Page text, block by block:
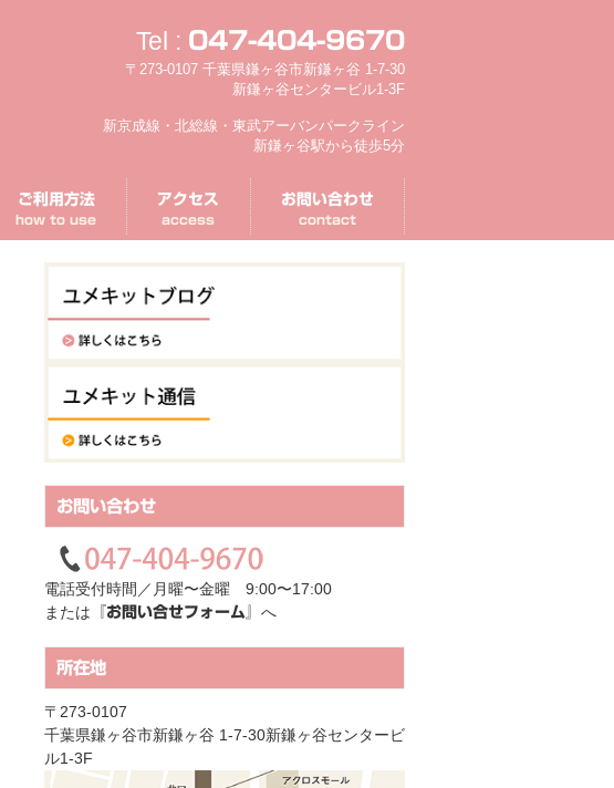
Tel : 047-404-9670
〒273-0107 千葉県鎌ヶ谷市新鎌ヶ谷 1-7-30
新鎌ヶ谷センタービル1-3F
新京成線・北総線・東武アーバンパークライン
新鎌ヶ谷駅から徒歩5分
ご利用方法
how to use
アクセス
access
お問い合わせ
contact
お問い合わせ
電話受付時間／月曜〜金曜 9:00〜17:00
または 『お問い合せフォーム』 へ
所在地
〒273-0107
千葉県鎌ヶ谷市新鎌ヶ谷 1-7-30新鎌ヶ谷センタービ
ル1-3F